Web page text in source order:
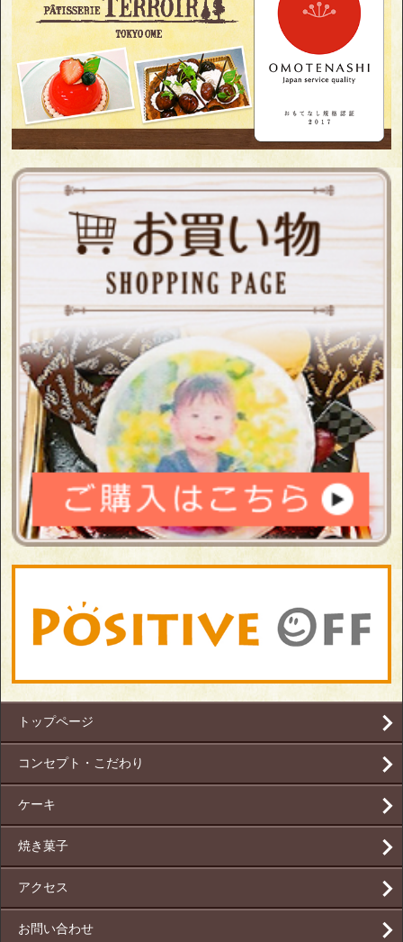
トップページ
コンセプト・こだわり
ケーキ
焼き菓子
アクセス
お問い合わせ